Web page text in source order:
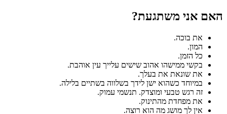
האם אני משתגעת?
את בוכה.
המון.
כל הזמן.
בקשי ממישהו אהוב שישים עלייך עין אוהבת.
את שונאת את בעלך.
במיוחד כשהוא ישן לידך בשלווה בשתיים בלילה.
זה רגש טבעי ומוצדק. תנשמי עמוק.
את מפחדת מהתינוק.
אין לך מושג מה הוא רוצה.